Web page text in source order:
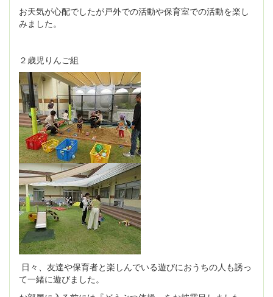
お天気が心配でしたが戸外での活動や保育室での活動を楽し
みました。
２歳児りんご組
日々、友達や保育者と楽しんでいる遊びにおうちの人も誘っ
て一緒に遊びました。